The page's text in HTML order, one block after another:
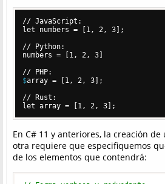
// JavaScript:
let numbers = [1, 2, 3];
// Python:
numbers = [1, 2, 3]
$array = [1, 2, 3];
// Rust:
En C# 11 y anteriores, la creación
otra requiere que especifiquemos
de los elementos que contendrá: